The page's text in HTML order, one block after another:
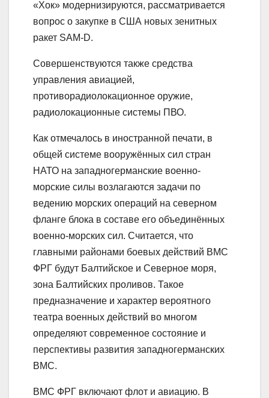
«Хок» модернизируются, рассматривается
вопрос о закупке в США новых зенитных
ракет SAM-D.
Совершенствуются также средства
управления авиацией,
противорадиолокационное оружие,
радиолокационные системы ПВО.
Как отмечалось в иностранной печати, в
общей системе вооружённых сил стран
НАТО на западногерманские военно-
морские силы возлагаются задачи по
ведению морских операций на северном
фланге блока в составе его объединённых
военно-морских сил. Считается, что
главными районами боевых действий ВМС
ФРГ будут Балтийское и Северное моря,
зона Балтийских проливов. Такое
предназначение и характер вероятного
театра военных действий во многом
определяют современное состояние и
перспективы развития западногерманских
ВМС.
ВМС ФРГ включают флот и авиацию. В